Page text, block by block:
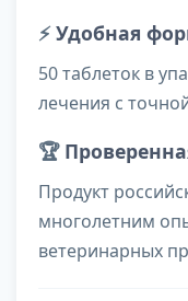
⚡ Удобная
50 таблеток в
лечения с
🏆
Продукт
многолетним
ветеринарных